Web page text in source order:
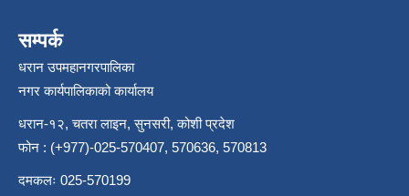
सम्पर्क
धरान उपमहानगरपालिका
नगर कार्यपालिकाको कार्यालय
धरान-१२, चतरा लाइन, सुनसरी, कोशी प्रदेश
फोन : (+977)-025-570407, 570636, 570813
दमकलः 025-570199